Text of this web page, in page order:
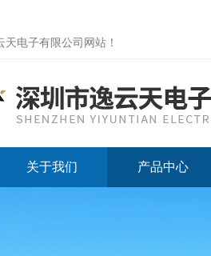
天电子有限公司网站 ！
关于我们 产品中心